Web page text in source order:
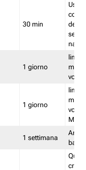
30 min
1 giorno
1 giorno
1 settimana